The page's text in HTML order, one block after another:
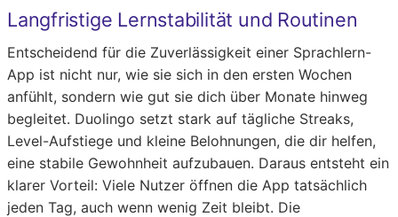
Langfristige Lernstabilität und Routinen
Entscheidend für die Zuverlässigkeit einer Sprachlern-
App ist nicht nur, wie sie sich in den ersten Wochen
anfühlt, sondern wie gut sie dich über Monate hinweg
begleitet. Duolingo setzt stark auf tägliche Streaks,
Level-Aufstiege und kleine Belohnungen, die dir helfen,
eine stabile Gewohnheit aufzubauen. Daraus entsteht ein
klarer Vorteil: Viele Nutzer öffnen die App tatsächlich
jeden Tag, auch wenn wenig Zeit bleibt. Die